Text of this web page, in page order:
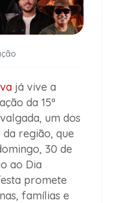
já vive a
da 15ª
um dos
região, que
30 de
ao Dia
promete
famílias e